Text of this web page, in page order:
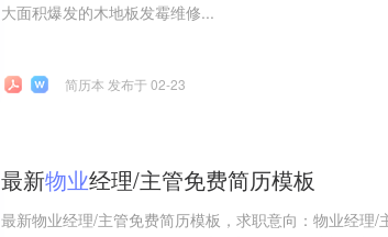
大面积爆发的木地板发霉维修...
简历本 发布于 02-23
最新物业经理/主管免费简历模板
最新物业经理/主管免费简历模板，求职意向：物业经理/